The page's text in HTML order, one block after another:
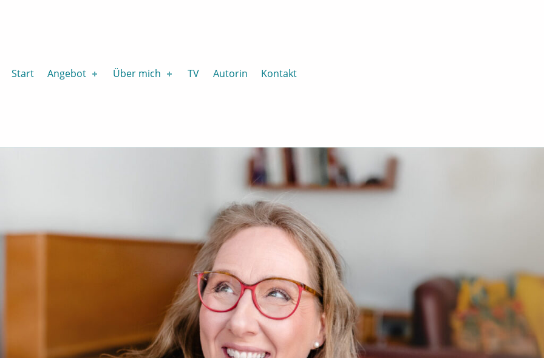
Start Angebot Über mich TV Autorin Kontakt